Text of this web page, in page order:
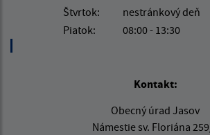
Štvrtok:
nestránkový deň
Piatok:
08:00 - 13:30
Kontakt:
Obecný úrad Jasov
Námestie sv. Floriána